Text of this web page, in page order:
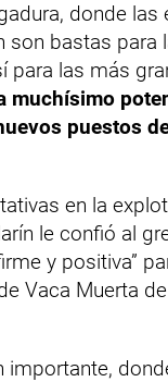
donde las
son bastas para
para las más
muchísimo
puestos
en la
le confió al
y positiva”
Vaca Muerta
importante,